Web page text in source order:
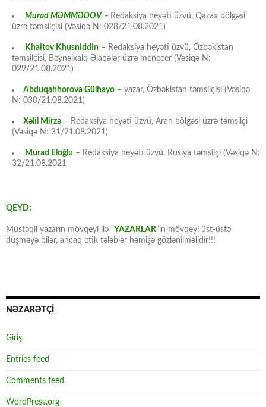
Murad MƏMMƏDOV – Redaksiya heyəti üzvü, Qazax bölgəsi
üzrə təmsilçisi (Vəsiqə N: 028/21.08.2021)
Khaitov Khusniddin – Redaksiya heyəti üzvü, Özbəkistan
təmsilçisi, Beynəlxalq Əlaqələr üzrə menecer (Vəsiqə N:
029/21.08.2021)
Abduqahhorova Gülhayo – yazar, Özbəkistan təmsilçisi (Vəsiqə
N: 030/21.08.2021)
Xəlil Mirzə – Redaksiya heyəti üzvü, Aran bölgəsi üzrə təmsilçi
(Vəsiqə N: 31/21.08.2021)
Murad Eloğlu – Redaksiya heyəti üzvü, Rusiya təmsilçi (Vəsiqə N:
32/21.08.2021
QEYD:
Müstəqil yazarın mövqeyi ilə “YAZARLAR“ın mövqeyi üst-üstə
düşməyə bilər, ancaq etik tələblər həmişə gözlənilməlidir!!!
NƏZARƏTÇİ
Giriş
Entries feed
Comments feed
WordPress.org